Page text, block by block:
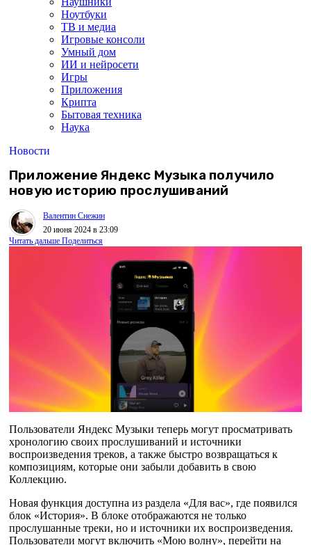
Ноутбуки
ТВ и медиа
Игровые консоли
Умный дом
ИИ и нейросети
Игры
Приложения
Крипта
Бытовая техника
Наука
Новости
Приложение Яндекс Музыка получило
новую историю прослушиваний
Валентин Снежин
20 июня 2024 в 23:09
Читать дальше Поделиться
Пользователи Яндекс Музыки теперь могут просматривать
хронологию своих прослушиваний и источники
воспроизведения треков, а также быстро возвращаться к
композициям, которые они забыли добавить в свою
Коллекцию.
Новая функция доступна из раздела «Для вас», где появился
блок «История». В блоке отображаются не только
прослушанные треки, но и источники их воспроизведения.
Пользователи могут включить «Мою волну», перейти на